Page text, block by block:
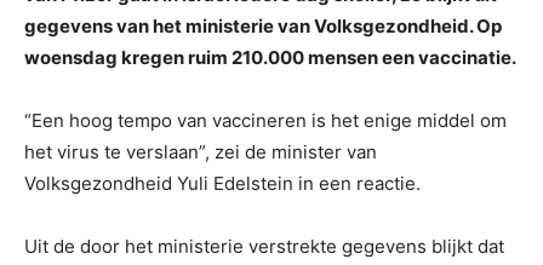
gegevens van het ministerie van Volksgezondheid. Op
woensdag kregen ruim 210.000 mensen een vaccinatie.
“Een hoog tempo van vaccineren is het enige middel om
het virus te verslaan”, zei de minister van
Volksgezondheid Yuli Edelstein in een reactie.
Uit de door het ministerie verstrekte gegevens blijkt dat